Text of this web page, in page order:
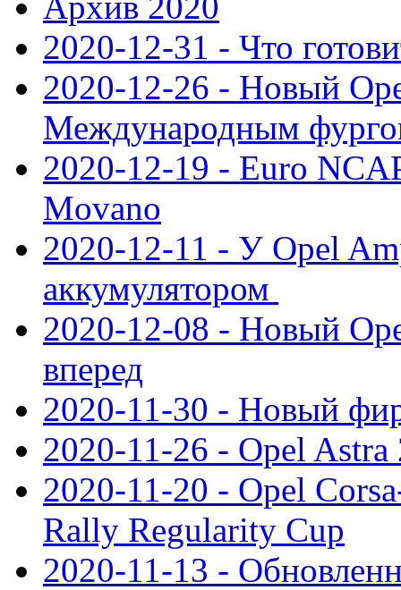
2020-12-31 - Что
2020-12-26 - Новый
Международным
2020-12-19 - Euro
Movano
2020-12-11 - У Opel
аккумулятором
2020-12-08 - Новый
вперед
2020-11-30 - Новый
2020-11-26 - Opel Astra
2020-11-20 - Opel
Rally Regularity Cup
2020-11-13 -